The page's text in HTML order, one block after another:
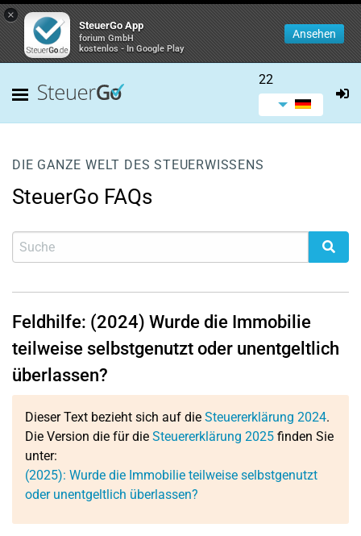
×
SteuerGo App
forium GmbH
kostenlos - In Google Play
Ansehen
22
DIE GANZE WELT DES STEUERWISSENS
SteuerGo FAQs
Feldhilfe: (2024) Wurde die Immobilie
teilweise selbstgenutzt oder unentgeltlich
überlassen?
Dieser Text bezieht sich auf die Steuererklärung 2024.
Die Version die für die Steuererklärung 2025 finden Sie
unter:
(2025): Wurde die Immobilie teilweise selbstgenutzt
oder unentgeltlich überlassen?